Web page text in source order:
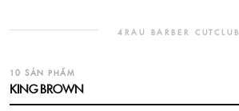
4RAU BARBER CUTCLUB
10 SẢN PHẨM
KING BROWN